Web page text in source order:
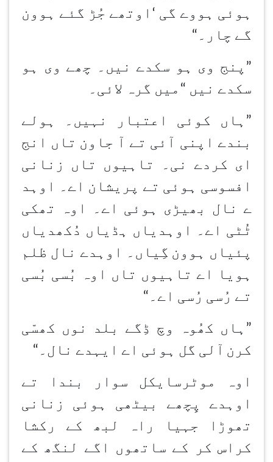
ہوئی ہووے گی ‘ اوتھے جُڑ گئے ہوون
گے چار۔ “
”پنج وی ہو سکدے نیں۔ چھے وی ہو
سکدے نیں “ میں گرہ لائی۔
”ہاں کوئی اعتبار نہیں۔ ہولے
بندے اپنی آئی تے آ جاون تاں انج
ای کردے نی۔ تاہیوں تاں زنانی
افسوسی ہوئی تے پریشان اے۔ اوہد
ے نال بھیڑی ہوئی اے۔ اوہ تھکی
ٹُٹی اے۔ اوہدیاں ہڈیاں دُکھدیاں
پئیاں ہوون گِیاں۔ اوہدے نال ظلم
ہویا اے تاہیوں تاں اوہ بُسی بُسی
تے رُسی رُسی اے۔ “
”ہاں کھُوہ وچ ڈِگے بلد نوں کھسّی
کرن آلی گل ہوئی اے ایہدے نال۔ “
اوہ موٹرسایکل سوار بندا تے
اوہدے پِچھے بیٹھی ہوئی زنانی
تھوڑا جہیا راہ لبھ کے رکشا
کراس کر کے ساتھوں اگے لنگھ کے